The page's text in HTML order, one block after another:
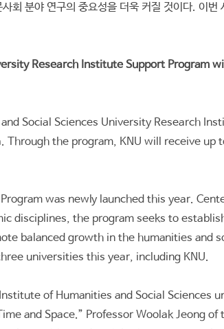
회 분야 연구의 중요성을 더욱 커질 것이다. 이
Research Institute Support Program
Social Sciences University Research
the program, KNU will receive up
was newly launched this year.
disciplines, the program seeks to
balanced growth in the humanities and
universities this year, including KNU.
of Humanities and Social Sciences
and Space.” Professor Woolak Jeong